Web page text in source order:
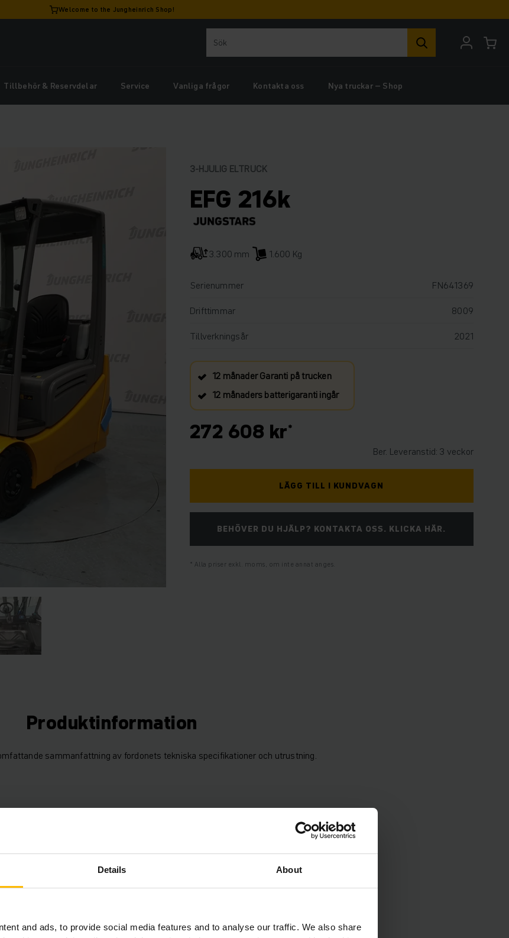
Details About
and ads, to provide social media features and to analyse our traffic. We also share
Welcome to the Jungheinrich Shop!
Tillbehör & Reservdelar Service Vanliga frågor Kontakta oss Nya truckar – Shop
3-HJULIG ELTRUCK
EFG 216k
3.300 mm 1.600 Kg
Serienummer
FN641369
Drifttimmar
8009
Tillverkningsår
2021
12 månader Garanti på trucken
12 månaders batterigaranti ingår
272 608 kr
Ber. Leveranstid: 3 veckor
LÄGG TILL I KUNDVAGN
BEHÖVER DU HJÄLP? KONTAKTA OSS. KLICKA HÄR.
Alla priser exkl. moms, om inte annat anges.
Produktinformation
sammanfattning av fordonets tekniska specifikationer och utrustning.
Ja, 48 V / A